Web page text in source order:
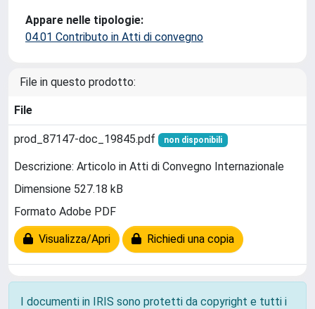
Appare nelle tipologie:
04.01 Contributo in Atti di convegno
File in questo prodotto:
File
prod_87147-doc_19845.pdf non disponibili
Descrizione: Articolo in Atti di Convegno Internazionale
Dimensione 527.18 kB
Formato Adobe PDF
Visualizza/Apri Richiedi una copia
I documenti in IRIS sono protetti da copyright e tutti i